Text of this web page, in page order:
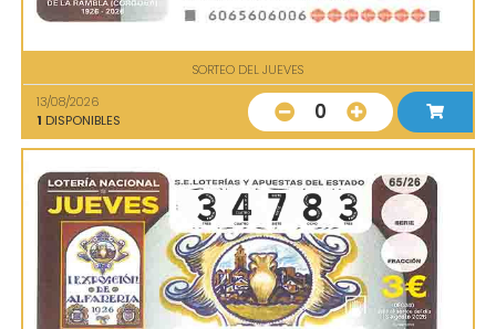
SORTEO DEL JUEVES
13/08/2026
1 DISPONIBLES 0